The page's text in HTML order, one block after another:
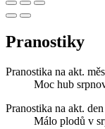
Pranostiky
Pranostika na akt.
Moc hub
Pranostika na akt. den
Málo plodů v